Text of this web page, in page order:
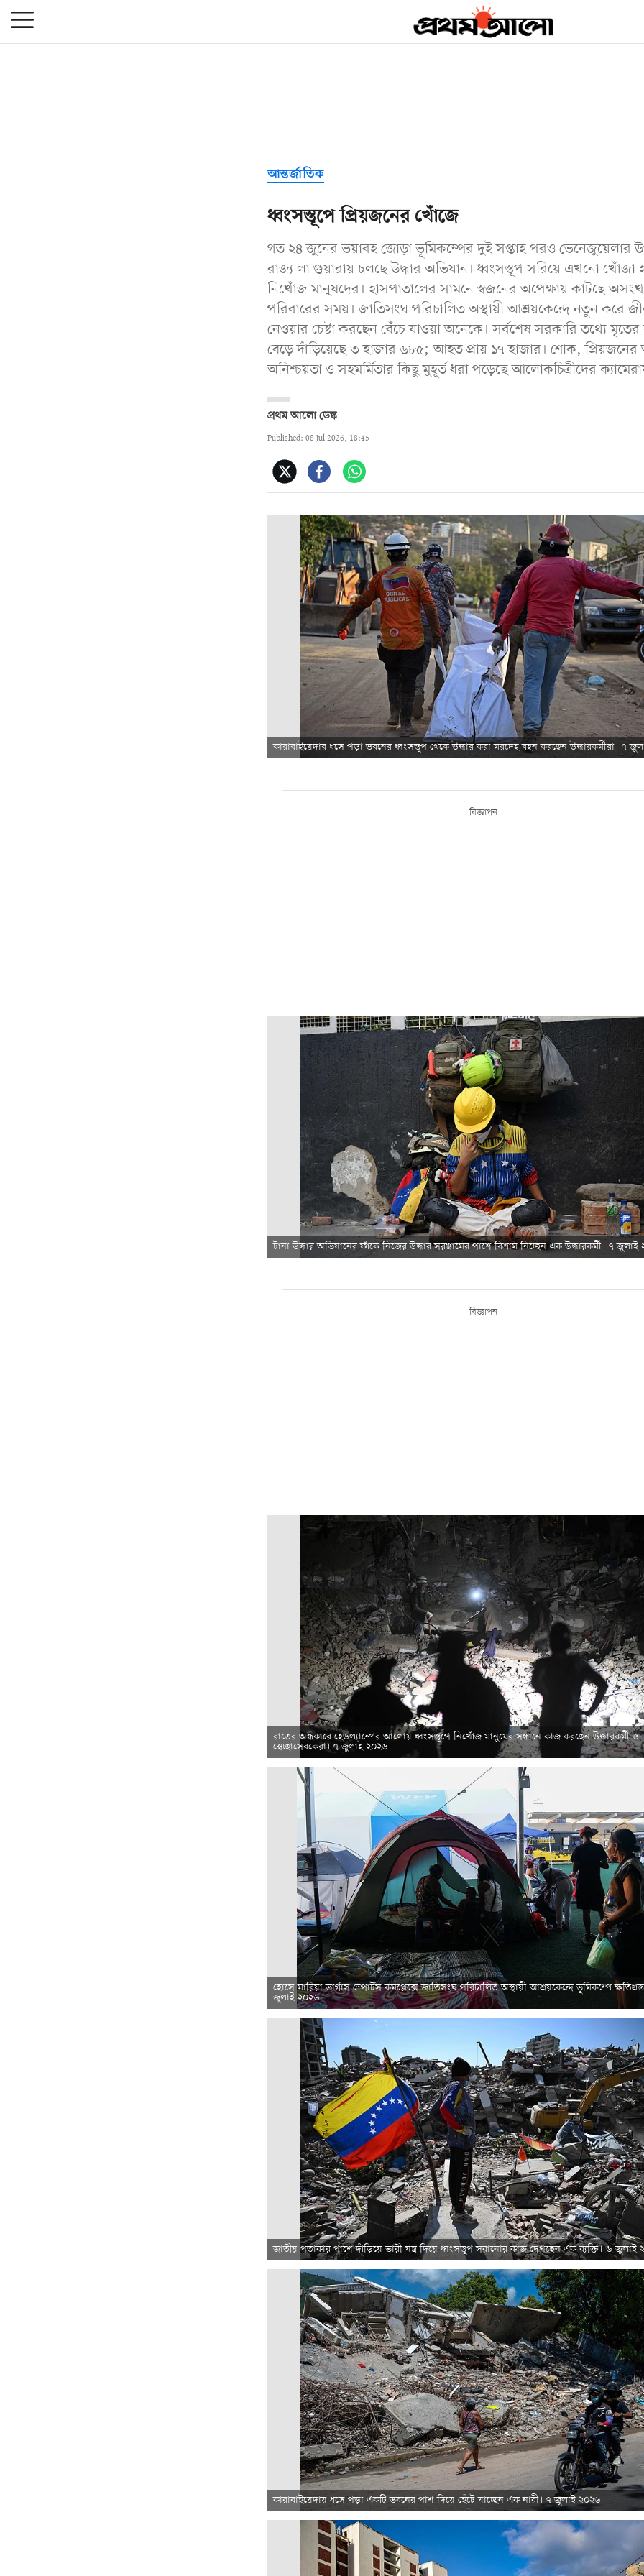
আন্তর্জাতিক
ধ্বংসস্তূপে প্রিয়জনের খোঁজে
গত ২৪ জুনের ভয়াবহ জোড়া ভূমিকম্পের দুই সপ্তাহ পরও ভেনেজুয়েলার
রাজ্য লা গুয়ারায় চলছে উদ্ধার অভিযান। ধ্বংসস্তূপ সরিয়ে এখনো খোঁজা
নিখোঁজ মানুষদের। হাসপাতালের সামনে স্বজনের অপেক্ষায় কাটছে
পরিবারের সময়। জাতিসংঘ পরিচালিত অস্থায়ী আশ্রয়কেন্দ্রে নতুন করে
নেওয়ার চেষ্টা করছেন বেঁচে যাওয়া অনেকে। সর্বশেষ সরকারি তথ্যে মৃতের
বেড়ে দাঁড়িয়েছে ৩ হাজার ৬৮৫; আহত প্রায় ১৭ হাজার। শোক, প্রিয়জনের
অনিশ্চয়তা ও সহমর্মিতার কিছু মুহূর্ত ধরা পড়েছে আলোকচিত্রীদের
প্রথম আলো ডেস্ক
Published: 08 Jul 2026, 18:45
কারাবাইয়েদার ধসে পড়া ভবনের ধ্বংসস্তূপ থেকে উদ্ধার করা মরদেহ বহন করছেন উদ্ধারকর্মীরা। ৭
বিজ্ঞাপন
টানা উদ্ধার অভিযানের ফাঁকে নিজের উদ্ধার সরঞ্জামের পাশে বিশ্রাম নিচ্ছেন এক উদ্ধারকর্মী। ৭
বিজ্ঞাপন
রাতের অন্ধকারে হেডল্যাম্পের আলোয় ধ্বংসস্তূপে নিখোঁজ মানুষের সন্ধানে কাজ করছেন উদ্ধারকর্মী ও
স্বেচ্ছাসেবকেরা। ৭ জুলাই ২০২৬
হোসে মারিয়া ভার্গাস স্পোর্টস কমপ্লেক্সে জাতিসংঘ পরিচালিত অস্থায়ী আশ্রয়কেন্দ্রে ভূমিকম্পে
জুলাই ২০২৬
জাতীয় পতাকার পাশে দাঁড়িয়ে ভারী যন্ত্র দিয়ে ধ্বংসস্তূপ সরানোর কাজ দেখছেন এক ব্যক্তি। ৬ জুলাই
কারাবাইয়েদায় ধসে পড়া একটি ভবনের পাশ দিয়ে হেঁটে যাচ্ছেন এক নারী। ৭ জুলাই ২০২৬